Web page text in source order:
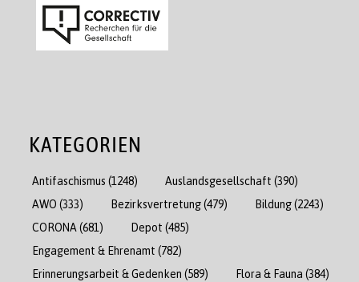
KATEGORIEN
Antifaschismus (1248) Auslandsgesellschaft (390)
AWO (333) Bezirksvertretung(479) Bildung(2243)
CORONA (681) Depot (485)
Engagement & Ehrenamt (782)
Erinnerungsarbeit & Gedenken (589) Flora & Fauna (384)